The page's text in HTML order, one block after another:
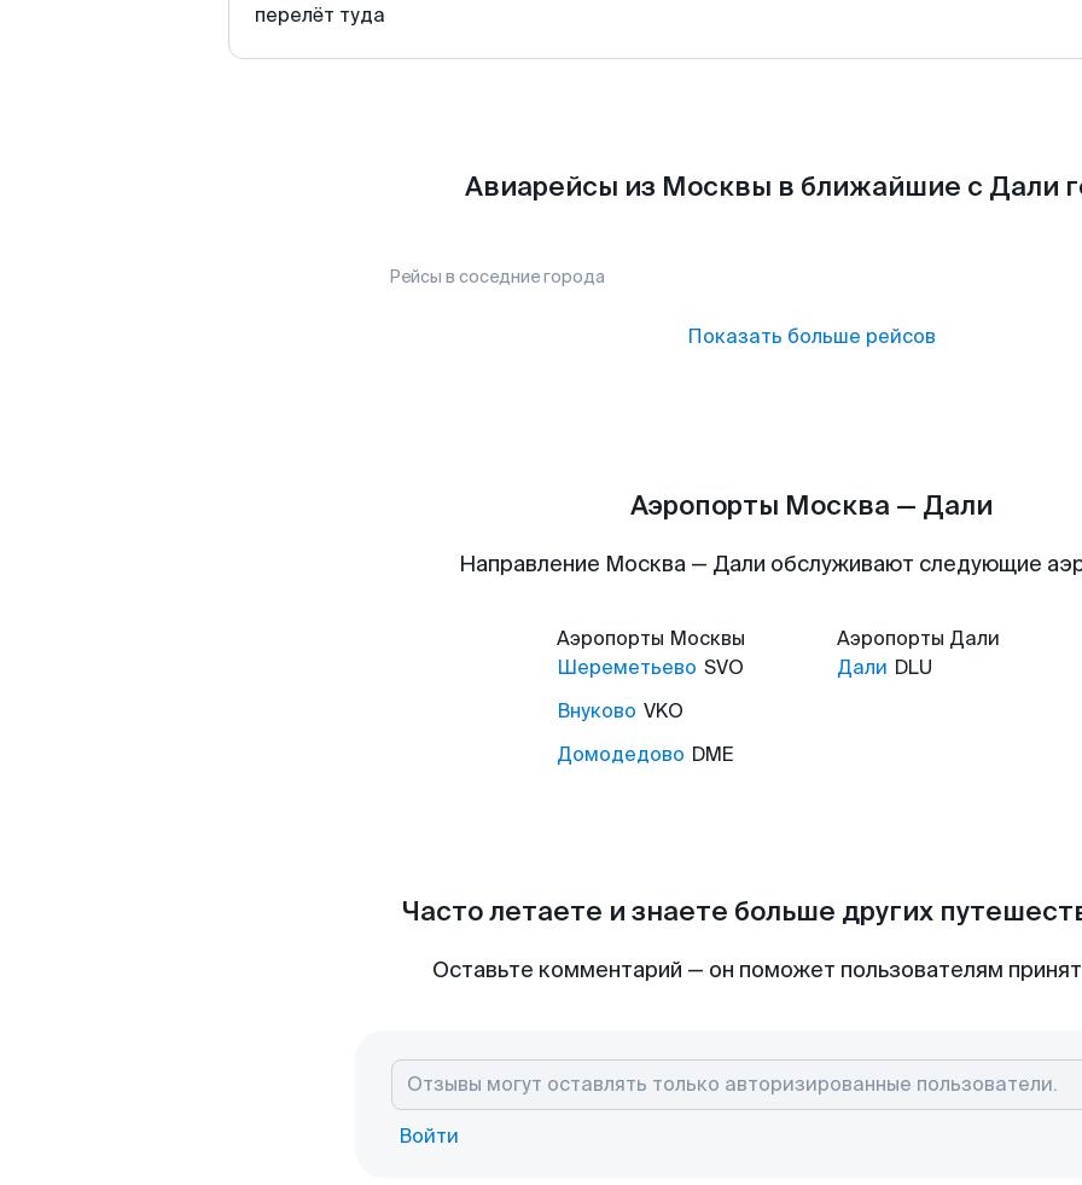
перелёт туда
Авиарейсы из Москвы в ближайшие с Дали
Рейсы в соседние города
Показать больше рейсов
Аэропорты Москва — Дали
Направление Москва — Дали обслуживают следующие
Аэропорты Москвы
Шереметьево SVO
Внуково VKO
Домодедово DME
Аэропорты Дали
Дали DLU
Часто летаете и знаете больше других
Оставьте комментарий — он поможет пользователям
Войти